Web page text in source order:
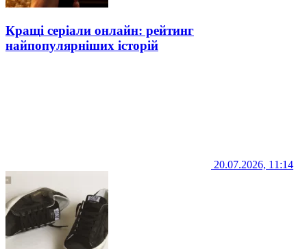
Кращі серіали онлайн: рейтинг
найпопулярніших історій
20.07.2026, 11:14